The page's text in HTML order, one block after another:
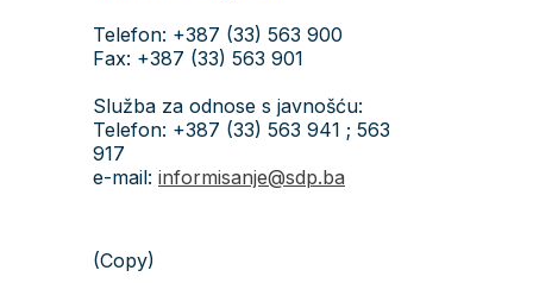
Telefon: +387 (33) 563 900
Fax: +387 (33) 563 901
Služba za odnose s javnošću:
Telefon: +387 (33) 563 941 ; 563
917
e-mail: informisanje@sdp.ba
(Copy)